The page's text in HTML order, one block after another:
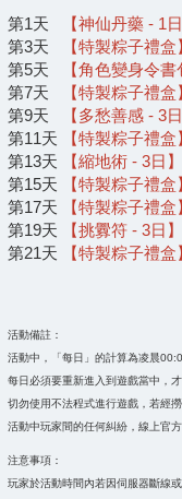
第1天
【神仙丹藥 - 1
第3天
【特製粽子禮盒
第5天
【角色變身令
第7天
【特製粽子禮盒
第9天
【多愁善感 - 3
第11天
【特製粽子禮盒
第13天
【縮地術 - 3日
第15天
【特製粽子禮盒
第17天
【特製粽子禮盒
第19天
【挑釁符 - 3日
第21天
【特製粽子禮盒
活動備註：
活動中，「每日」的計算為凌晨
每日必須要重新進入到遊戲當中，
切勿使用不法程式進行遊戲，若經
活動中玩家間的任何糾紛，線上官
注意事項：
玩家於活動時間內若因伺服器斷線